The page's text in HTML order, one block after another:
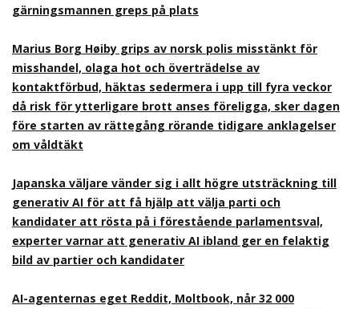
gärningsmannen greps på plats
Marius Borg Høiby grips av norsk polis misstänkt för
misshandel, olaga hot och överträdelse av
kontaktförbud, häktas sedermera i upp till fyra veckor
då risk för ytterligare brott anses föreligga, sker dagen
före starten av rättegång rörande tidigare anklagelser
om våldtäkt
Japanska väljare vänder sig i allt högre utsträckning till
generativ AI för att få hjälp att välja parti och
kandidater att rösta på i förestående parlamentsval,
experter varnar att generativ AI ibland ger en felaktig
bild av partier och kandidater
AI-agenternas eget Reddit, Moltbook, når 32 000